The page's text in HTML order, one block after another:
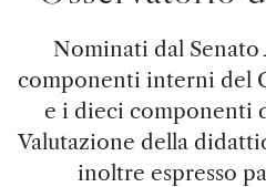
Nominati dal
componenti interni del
e i dieci componenti
Valutazione della
inoltre espresso